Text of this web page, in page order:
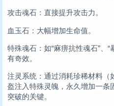
攻击魂石：直接提升攻击力。
血玉石：大幅增加生命值。
特殊魂石：如“麻痹抗性魂石”、
有奇效。
注灵系统：通过消耗珍稀材料（
盔注入特殊灵魄，永久增加一条
突破的关键。